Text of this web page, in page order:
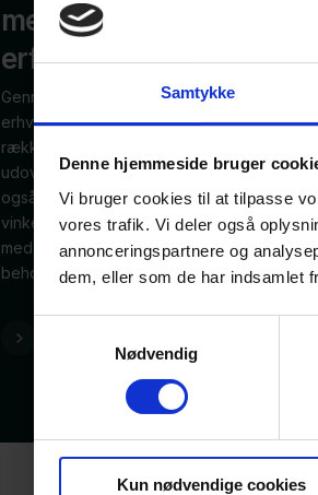
Samtykke
Denne hjemmeside bruger
Vi bruger cookies til at tilpasse
vores trafik. Vi deler også
annonceringspartnere og
dem, eller som de har indsamlet
Nødvendig
Kun nødvendige cookies
med praktisk
erfaring
Gennem mange års rådgivning til
erhvervslivet og gennem en
række bestyrelseshverv, har vi
udover vores teoretiske viden
også en praktisk og kommerciel
vinkel i vores rådgivning. Det er
med til at sikre, at vi forstår dit
behov.